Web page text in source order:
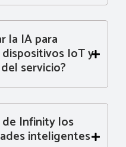
la IA para
IoT y
servicio?
de Infinity los
inteligentes